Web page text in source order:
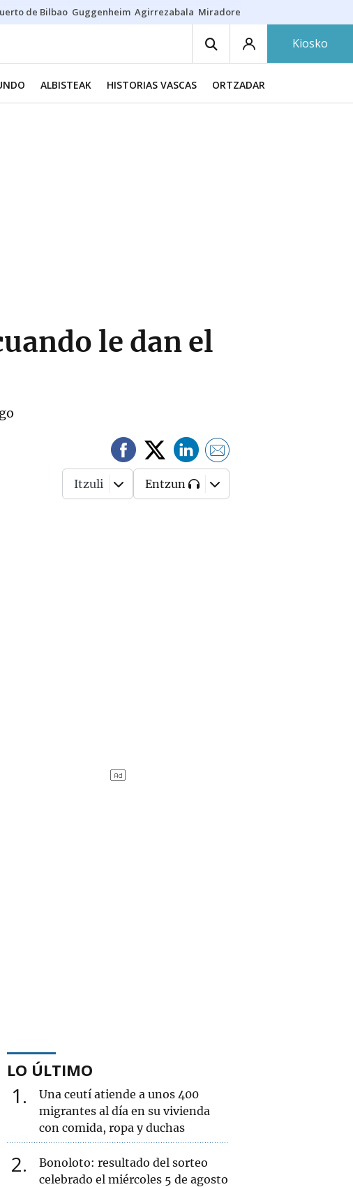
de Bilbao Guggenheim Agirrezabala Miradores en Bilbao
Kiosko
ALBISTEAK HISTORIAS VASCAS ORTZADAR
le dan el
Itzuli Entzun
LO ÚLTIMO
1
Una ceutí atiende a unos 400
migrantes al día en su vivienda
con comida, ropa y duchas
2
Bonoloto: resultado del sorteo
celebrado el miércoles 5 de agosto